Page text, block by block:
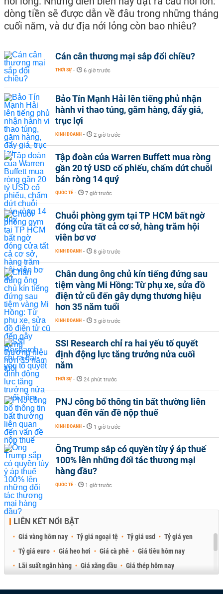
dòng tiền sẽ được dẫn về đâu trong những tháng
cuối năm, và dư địa nới lỏng còn bao nhiêu?
Cán cân thương mại sắp đổi chiều?
THỜI SỰ - 6 giờ trước
Bảo Tín Mạnh Hải lên tiếng phủ nhận
hành vi thao túng, găm hàng, đẩy giá,
trục lợi
KINH DOANH - 2 giờ trước
Tập đoàn của Warren Buffett mua ròng
gần 20 tỷ USD cổ phiếu, chấm dứt chuỗi
bán ròng 14 quý
QUỐC TẾ - 7 giờ trước
Chuỗi phòng gym tại TP HCM bất ngờ
đóng cửa tất cả cơ sở, hàng trăm hội
viên bơ vơ
KINH DOANH - 8 giờ trước
Chân dung ông chủ kín tiếng đứng sau
tiệm vàng Mi Hồng: Từ phụ xe, sửa đồ
điện tử cũ đến gây dựng thương hiệu
hơn 35 năm tuổi
KINH DOANH - 3 giờ trước
SSI Research chỉ ra hai yếu tố quyết
định động lực tăng trưởng nửa cuối
năm
THỜI SỰ - 24 phút trước
PNJ công bố thông tin bất thường liên
quan đến vấn đề nộp thuế
KINH DOANH - 1 giờ trước
Ông Trump sắp có quyền tùy ý áp thuế
100% lên những đối tác thương mại
hàng đầu?
QUỐC TẾ - 1 giờ trước
LIÊN KẾT NỔI BẬT
Giá vàng hôm nay Tỷ giá ngoại tệ Tỷ giá usd
Tỷ giá yen
Tỷ giá euro
Giá heo hơi Giá cà phê
Giá tiêu hôm nay
Lãi suất ngân hàng
Giá xăng dầu
Giá thép hôm nay